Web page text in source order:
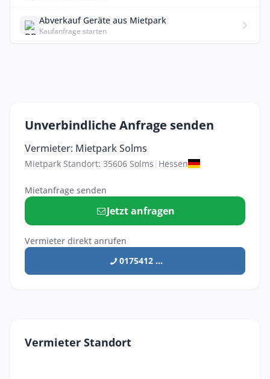
Abverkauf Geräte aus Mietpark
Kaufanfrage starten
Unverbindliche Anfrage senden
Vermieter: Mietpark Solms
Mietpark Standort: 35606 Solms | Hessen
Mietanfrage senden
Jetzt anfragen
Vermieter direkt anrufen
0175412 ...
Vermieter Standort